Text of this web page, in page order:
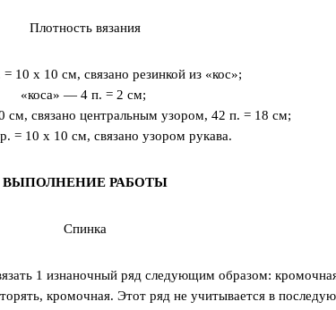
Плотность вязания
10 x 10 см, связано резинкой из «кос»;
«коса» — 4 п. = 2 см;
см, связано центральным узором, 42 п. = 18 см;
= 10 x 10 см, связано узором рукава.
ВЫПОЛНЕНИЕ РАБОТЫ
Спинка
1 изнаночный ряд следующим образом:
кромочная. Этот ряд не учитывается в